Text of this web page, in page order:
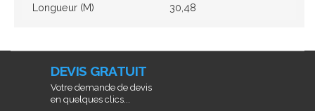
Longueur (M) 30,48
DEVIS GRATUIT
Votre demande de devis
en quelques clics...